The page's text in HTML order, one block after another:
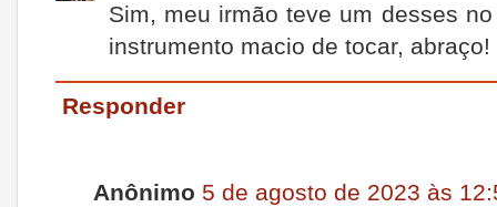
Sim, meu irmão teve um desses
instrumento macio de tocar, abraço!
Responder
Anônimo 5 de agosto de 2023 às